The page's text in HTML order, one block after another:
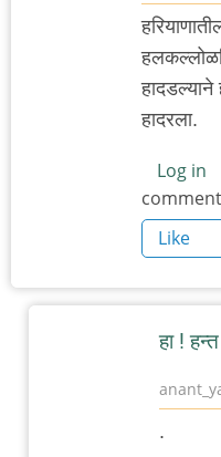
हादरला.
Log in
Like
हा !
In
.